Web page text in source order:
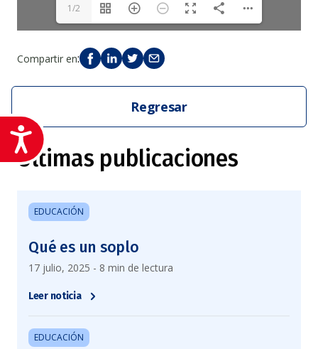
Accesibilidad
1/2
Compartir en:
Regresar
Últimas publicaciones
EDUCACIÓN
Qué es un soplo
17 julio, 2025 - 8 min de lectura
Leer noticia
EDUCACIÓN